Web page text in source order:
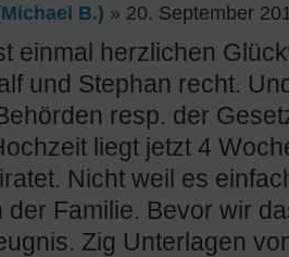
B.) » 20. September
einmal herzlichen
und Stephan recht.
resp. der
liegt jetzt 4
Nicht weil es
der Familie. Bevor wir
Zig Unterlagen